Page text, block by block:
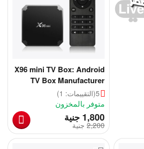
X96 mini TV Box: Android
TV Box Manufacturer
5(التقييمات: 1)
متوفر بالمخزون
جنية 1,800
جنية ‎2,200